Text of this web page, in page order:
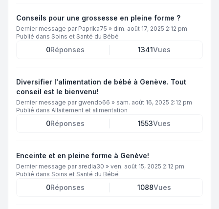
Conseils pour une grossesse en pleine forme ?
Dernier message par Paprika75 » dim. août 17, 2025 2:12 pm
Publié dans Soins et Santé du Bébé
0Réponses 1341Vues
Diversifier l'alimentation de bébé à Genève. Tout
conseil est le bienvenu!
Dernier message par gwendo66 » sam. août 16, 2025 2:12 pm
Publié dans Allaitement et alimentation
0Réponses 1553Vues
Enceinte et en pleine forme à Genève!
Dernier message par aredia30 » ven. août 15, 2025 2:12 pm
Publié dans Soins et Santé du Bébé
0Réponses 1088Vues